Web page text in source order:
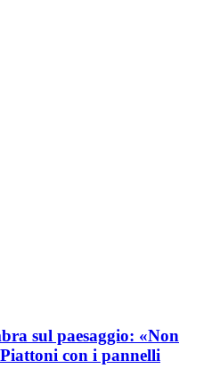
sul paesaggio: «Non
con i pannelli